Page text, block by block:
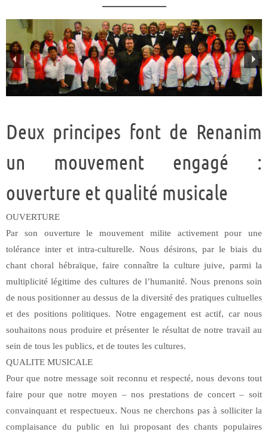
Deux principes font de Renanim
un mouvement engagé :
ouverture et qualité musicale
OUVERTURE
Par son ouverture le mouvement milite activement pour une
tolérance inter et intra-culturelle. Nous désirons, par le biais du
chant choral hébraïque, faire connaître la culture juive, parmi la
multiplicité légitime des cultures de l’humanité. Nous prenons soin
de nous positionner au dessus de la diversité des pratiques cultuelles
et des positions politiques. Notre engagement est actif, car nous
souhaitons nous produire et présenter le résultat de notre travail au
sein de tous les publics, et de toutes les cultures.
QUALITE MUSICALE
Pour que notre message soit reconnu et respecté, nous devons tout
faire pour que notre moyen – nos prestations de concert – soit
convainquant et respectueux. Nous ne cherchons pas à solliciter la
complaisance du public en lui proposant des chants populaires